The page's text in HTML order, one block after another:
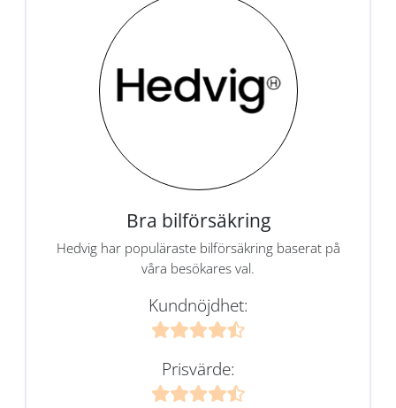
Bra bilförsäkring
Hedvig har populäraste bilförsäkring baserat på
våra besökares val.
Kundnöjdhet:
Prisvärde: